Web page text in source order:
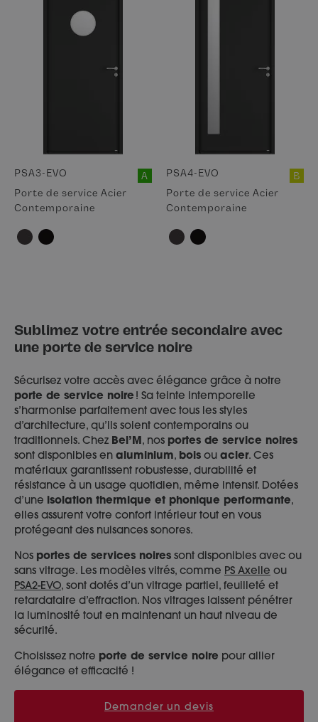
PSA3-EVO
Porte de service Acier
Contemporaine
A
PSA4-EVO
Porte de service Acier
Contemporaine
B
Sublimez votre entrée secondaire avec
une porte de service noire
Sécurisez votre accès avec élégance grâce à notre
porte de service noire ! Sa teinte intemporelle
s’harmonise parfaitement avec tous les styles
d’architecture, qu’ils soient contemporains ou
traditionnels. Chez Bel’M, nos portes de service noires
sont disponibles en aluminium, bois ou acier. Ces
matériaux garantissent robustesse, durabilité et
résistance à un usage quotidien, même intensif. Dotées
d’une isolation thermique et phonique performante,
elles assurent votre confort intérieur tout en vous
protégeant des nuisances sonores.
Nos portes de services noires sont disponibles avec ou
sans vitrage. Les modèles vitrés, comme PS Axelle ou
PSA2-EVO, sont dotés d’un vitrage partiel, feuilleté et
retardataire d’effraction. Nos vitrages laissent pénétrer
la luminosité tout en maintenant un haut niveau de
sécurité.
Choisissez notre porte de service noire pour allier
élégance et efficacité !
Demander un devis